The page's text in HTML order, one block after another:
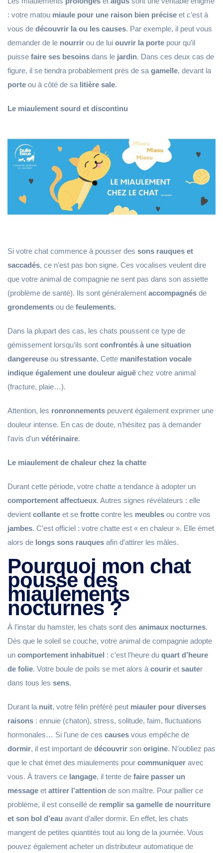
: votre matou miaule pour une raison bien précise et c’est à
vous de découvrir la ou les causes. Par exemple, il peut vous
demander de le nourrir ou de lui ouvrir la porte pour qu’il
puisse faire ses besoins dans le jardin. Dans ces deux cas de
figure, il se tiendra probablement près de sa gamelle, devant la
porte ou à côté de sa litière sale.
Le miaulement sourd et discontinu
Si votre chat commence à pousser des sons rauques et
saccadés, ce n’est pas bon signe. Ces vocalises veulent dire
que votre animal de compagnie ne sent pas dans son assiette
(problème de santé). Ils sont généralement accompagnés de
grondements ou de feulements.
Dans la plupart des cas, les chats poussent ce type de
gémissement lorsqu’ils sont confrontés à une situation
dangereuse ou stressante. Cette manifestation vocale
indique également une douleur aiguë chez votre animal
(fracture, plaie…).
Attention, les ronronnements peuvent également exprimer une
douleur intense. En cas de doute, n’hésitez pas à demander
l’avis d’un vétérinaire.
Le miaulement de chaleur chez la chatte
Durant cette période, votre chatte a tendance à adopter un
comportement affectueux. Autres signes révélateurs : elle
devient collante et se frotte contre les meubles ou contre vos
jambes. C’est officiel : votre chatte est « en chaleur ». Elle émet
alors de longs sons rauques afin d’attirer les mâles.
Pourquoi mon chat
pousse des
miaulements
nocturnes ?
À l’instar du hamster, les chats sont des animaux nocturnes.
Dès que le soleil se couche, votre animal de compagnie adopte
un comportement inhabituel : c’est l’heure du quart d’heure
de folie. Votre boule de poils se met alors à courir et sauter
dans tous les sens.
Durant la nuit, votre félin préféré peut miauler pour diverses
raisons : ennuie (chaton), stress, solitude, faim, fluctuations
hormonales… Si l’une de ces causes vous empêche de
dormir, il est important de découvrir son origine. N’oubliez pas
que le chat émet des miaulements pour communiquer avec
vous. À travers ce langage, il tente de faire passer un
message et attirer l’attention de son maître. Pour pallier ce
problème, il est conseillé de remplir sa gamelle de nourriture
et son bol d’eau avant d’aller dormir. En effet, les chats
mangent de petites quantités tout au long de la journée. Vous
pouvez également acheter un distributeur automatique de